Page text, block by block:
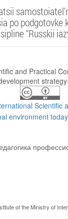
po podgotovke
"Russkii
Scientific
environment
of the Ministry of